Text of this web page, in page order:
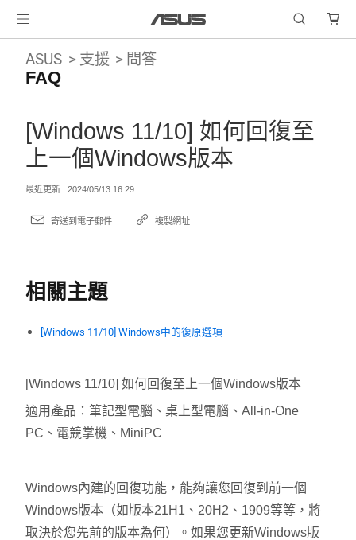
ASUS 支援 問答
FAQ
[Windows 11/10] 如何回復至
上一個Windows版本
最近更新 : 2024/05/13 16:29
寄送到電子郵件 複製網址
相關主題
[Windows 11/10] Windows中的復原選項
[Windows 11/10] 如何回復至上一個Windows版本
適用產品：筆記型電腦、桌上型電腦、All-in-One
PC、電競掌機、MiniPC
Windows內建的回復功能，能夠讓您回復到前一個
Windows版本（如版本21H1、20H2、1909等等，將
取決於您先前的版本為何）。如果您更新Windows版